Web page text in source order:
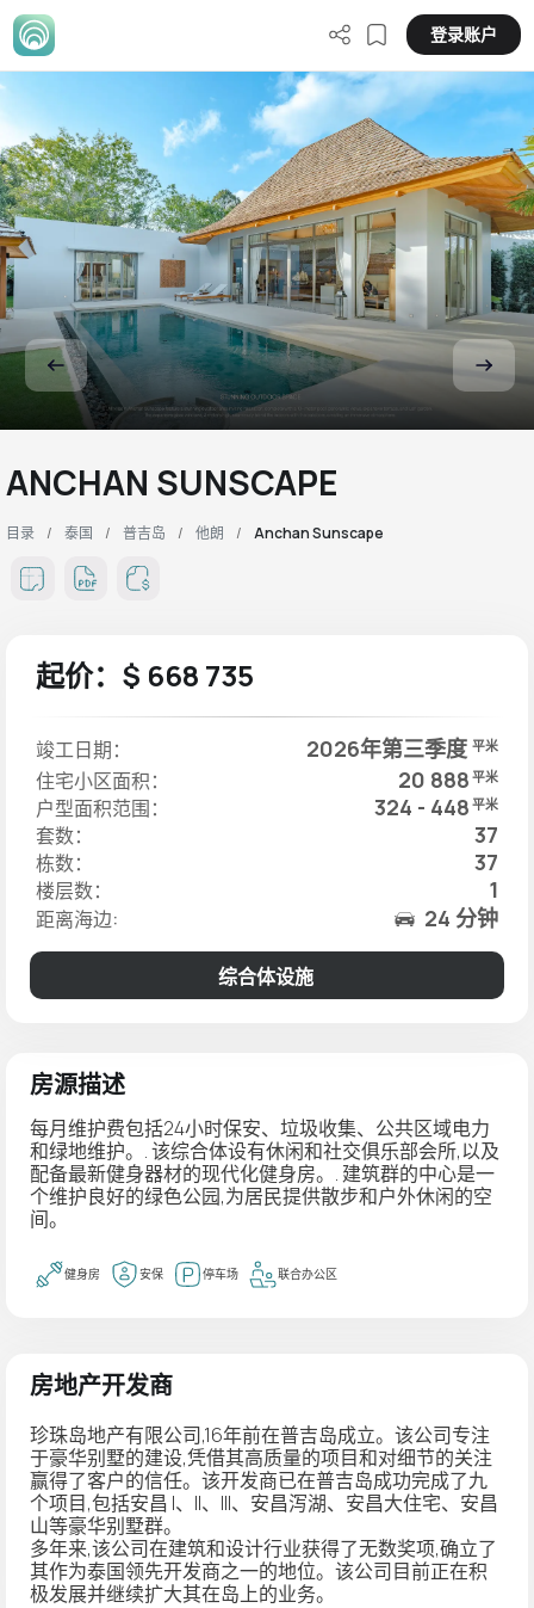
登录账户
ANCHAN SUNSCAPE
目录 泰国 普吉岛 他朗 Anchan Sunscape
房源描述
每月维护费包括24小时保安、垃圾收集、公共区域电力
和绿地维护。. 该综合体设有休闲和社交俱乐部会所,以及
配备最新健身器材的现代化健身房。. 建筑群的中心是一
个维护良好的绿色公园,为居民提供散步和户外休闲的空
间。
健身房 安保 停车场 联合办公区
房地产开发商
珍珠岛地产有限公司,16年前在普吉岛成立。该公司专注
于豪华别墅的建设,凭借其高质量的项目和对细节的关注
赢得了客户的信任。该开发商已在普吉岛成功完成了九
个项目,包括安昌 I、II、III、安昌泻湖、安昌大住宅、安昌
山等豪华别墅群。
多年来,该公司在建筑和设计行业获得了无数奖项,确立了
其作为泰国领先开发商之一的地位。该公司目前正在积
极发展并继续扩大其在岛上的业务。
起价：$ 668 735
竣工日期： 2026年第三季度 平米
住宅小区面积： 20 888 平米
户型面积范围： 324 - 448 平米
套数： 37
栋数： 37
楼层数： 1
距离海边: 24 分钟
综合体设施